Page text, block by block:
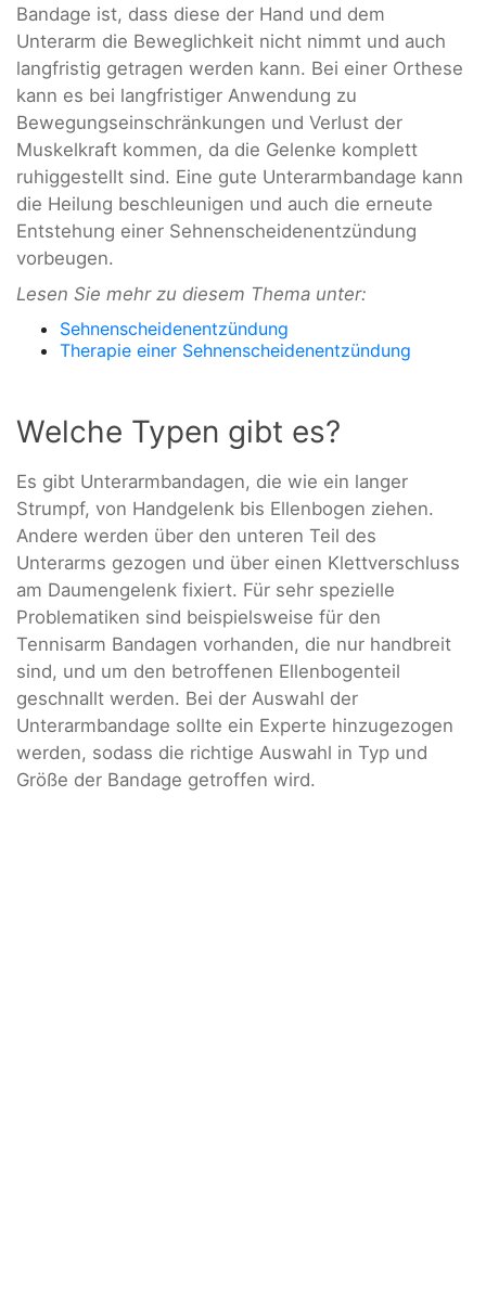
Bandage ist, dass diese der Hand und dem
Unterarm die Beweglichkeit nicht nimmt und auch
langfristig getragen werden kann. Bei einer Orthese
kann es bei langfristiger Anwendung zu
Bewegungseinschränkungen und Verlust der
Muskelkraft kommen, da die Gelenke komplett
ruhiggestellt sind. Eine gute Unterarmbandage kann
die Heilung beschleunigen und auch die erneute
Entstehung einer Sehnenscheidenentzündung
vorbeugen.
Lesen Sie mehr zu diesem Thema unter:
Sehnenscheidenentzündung
Therapie einer Sehnenscheidenentzündung
Welche Typen gibt es?
Es gibt Unterarmbandagen, die wie ein langer
Strumpf, von Handgelenk bis Ellenbogen ziehen.
Andere werden über den unteren Teil des
Unterarms gezogen und über einen Klettverschluss
am Daumengelenk fixiert. Für sehr spezielle
Problematiken sind beispielsweise für den
Tennisarm Bandagen vorhanden, die nur handbreit
sind, und um den betroffenen Ellenbogenteil
geschnallt werden. Bei der Auswahl der
Unterarmbandage sollte ein Experte hinzugezogen
werden, sodass die richtige Auswahl in Typ und
Größe der Bandage getroffen wird.